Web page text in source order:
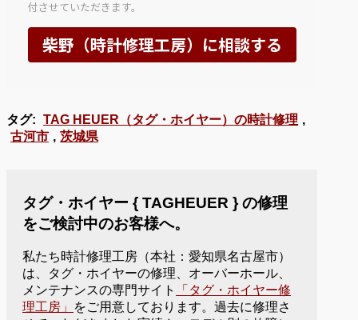
タグ: TAG HEUER（タグ・ホイヤー）の時計修理 ,
古河市 , 茨城県
タグ・ホイヤー { TAGHEUER } の修理
をご検討中のお客様へ。
私たち時計修理工房（本社：愛知県名古屋市）
は、タグ・ホイヤーの修理、オーバーホール、
メンテナンスの専門サイト
「タグ・ホイヤー修
理工房」
をご用意しております。過去に修理さ